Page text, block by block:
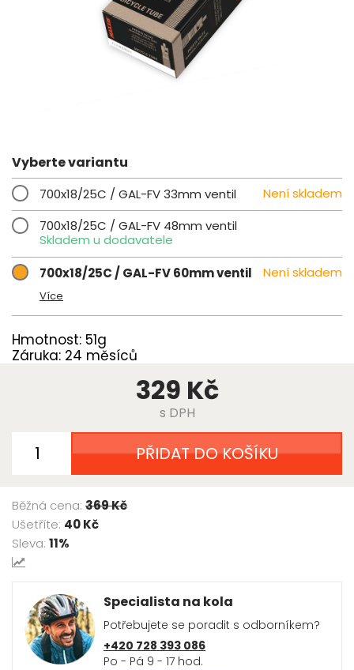
Vyberte variantu
700x18/25C / GAL-FV 33mm ventil
Není skladem
700x18/25C / GAL-FV 48mm ventil
Skladem u dodavatele
700x18/25C / GAL-FV 60mm ventil
Není skladem
Více
Hmotnost: 51g
Záruka: 24 měsíců
329 Kč
s DPH
PŘIDAT DO KOŠÍKU
Běžná cena: 369 Kč
Ušetříte: 40 Kč
Sleva: 11%
Specialista na kola
Potřebujete se poradit s odborníkem?
+420 728 393 086
Po - Pá 9 - 17 hod.